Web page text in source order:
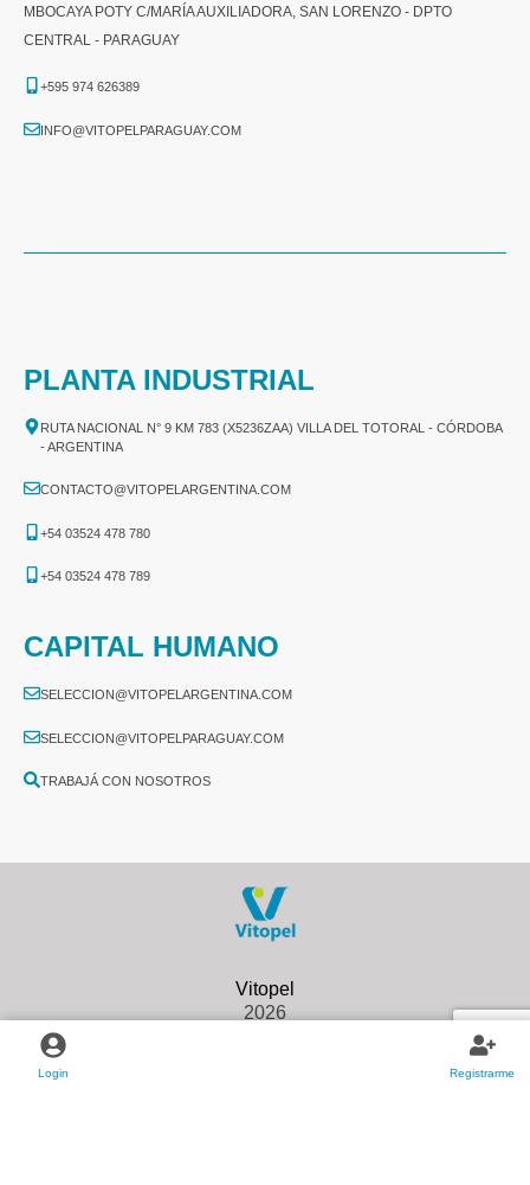
Login Registrarme
MBOCAYA POTY C/MARÍA AUXILIADORA, SAN LORENZO - DPTO
CENTRAL - PARAGUAY
+595 974 626389
INFO@VITOPELPARAGUAY.COM
PLANTA INDUSTRIAL
RUTA NACIONAL N° 9 KM 783 (X5236ZAA) VILLA DEL TOTORAL - CÓRDOBA
- ARGENTINA
CONTACTO@VITOPELARGENTINA.COM
+54 03524 478 780​
+54 03524 478 789​
CAPITAL HUMANO
SELECCION@VITOPELARGENTINA.COM
SELECCION@VITOPELPARAGUAY.COM
TRABAJÁ CON NOSOTROS
2026